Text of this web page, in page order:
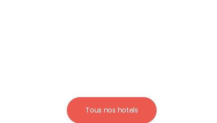
Tous nos hotels